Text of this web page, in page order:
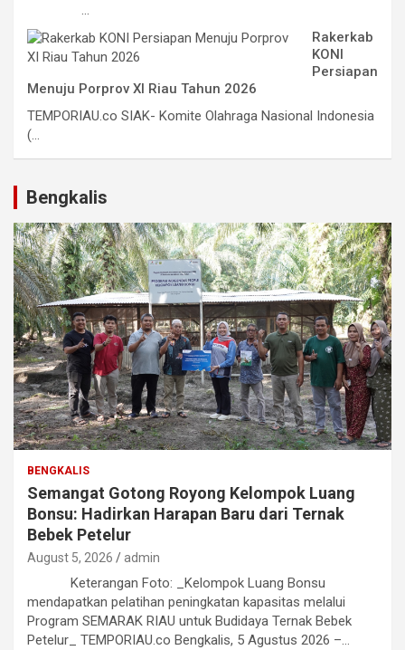
...
Rakerkab
KONI
Persiapan
Menuju Porprov XI Riau Tahun 2026
TEMPORIAU.co SIAK- Komite Olahraga Nasional Indonesia
(...
Bengkalis
BENGKALIS
Semangat Gotong Royong Kelompok Luang
Bonsu: Hadirkan Harapan Baru dari Ternak
Bebek Petelur
August 5, 2026 admin
Keterangan Foto: _Kelompok Luang Bonsu
mendapatkan pelatihan peningkatan kapasitas melalui
Program SEMARAK RIAU untuk Budidaya Ternak Bebek
Petelur_ TEMPORIAU.co Bengkalis, 5 Agustus 2026 –…